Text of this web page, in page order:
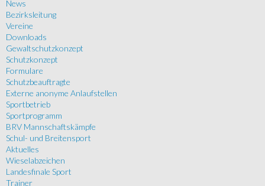
News
Bezirksleitung
Vereine
Downloads
Gewaltschutzkonzept
Schutzkonzept
Formulare
Schutzbeauftragte
Externe anonyme Anlaufstellen
Sportbetrieb
Sportprogramm
BRV Mannschaftskämpfe
Schul- und Breitensport
Aktuelles
Wieselabzeichen
Landesfinale Sport
Trainer